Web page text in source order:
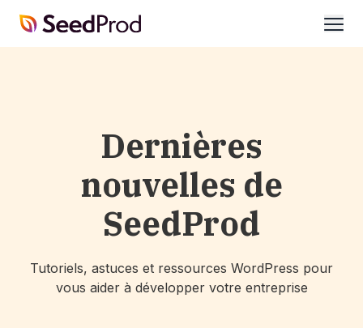
SeedProd
Dernières
nouvelles de
SeedProd
Tutoriels, astuces et ressources WordPress pour
vous aider à développer votre entreprise